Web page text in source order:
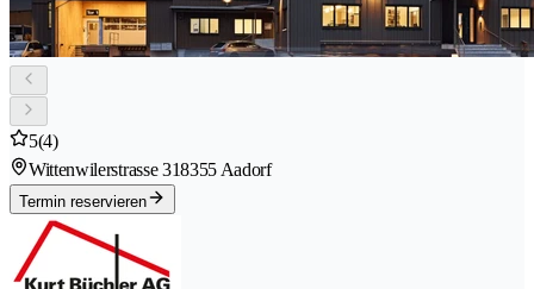
5(4)
Wittenwilerstrasse 318355 Aadorf
Termin reservieren